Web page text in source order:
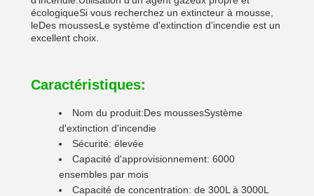
écologiqueSi vous recherchez un extincteur à mousse,
leDes moussesLe système d'extinction d'incendie est un
excellent choix.
Caractéristiques:
Nom du produit:Des moussesSystème
d'extinction d'incendie
Sécurité: élevée
Capacité d'approvisionnement: 6000
ensembles par mois
Capacité de concentration: de 300L à 3000L